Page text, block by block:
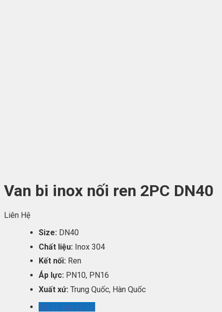
Van bi inox nối ren 2PC DN40
Liên Hệ
Size: DN40
Chất liệu: Inox 304
Kết nối: Ren
Áp lực: PN10, PN16
Xuất xứ: Trung Quốc, Hàn Quốc
Mô tả sản phẩm